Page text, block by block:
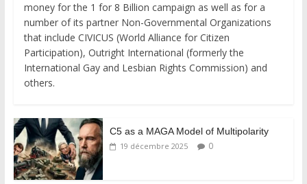
money for the 1 for 8 Billion campaign as well as for a
number of its partner Non-Governmental Organizations
that include CIVICUS (World Alliance for Citizen
Participation), Outright International (formerly the
International Gay and Lesbian Rights Commission) and
others.
C5 as a MAGA Model of Multipolarity
19 décembre 2025 0